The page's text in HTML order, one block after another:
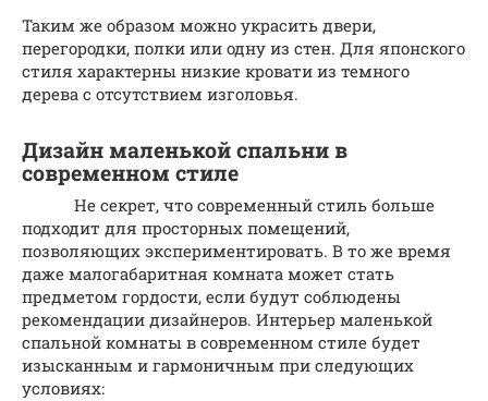
Таким же образом можно украсить двери,
перегородки, полки или одну из стен. Для японского
стиля характерны низкие кровати из темного
дерева с отсутствием изголовья.
Дизайн маленькой спальни в
современном стиле
Не секрет, что современный стиль больше
подходит для просторных помещений,
позволяющих экспериментировать. В то же время
даже малогабаритная комната может стать
предметом гордости, если будут соблюдены
рекомендации дизайнеров. Интерьер маленькой
спальной комнаты в современном стиле будет
изысканным и гармоничным при следующих
условиях: